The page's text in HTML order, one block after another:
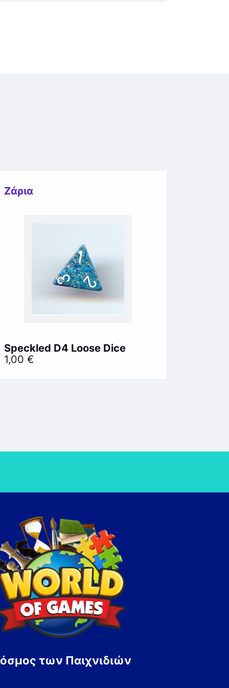
Ζάρια
Speckled D4 Loose Dice
1,00€
των Παιχνιδιών